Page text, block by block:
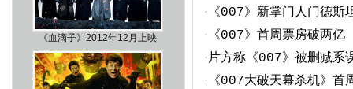
《血滴子》2012年12月上映
· 《007》新掌门人门德
· 《007》首周票房破两
·片方称《007》被删减系
· 《007大破天幕杀机》